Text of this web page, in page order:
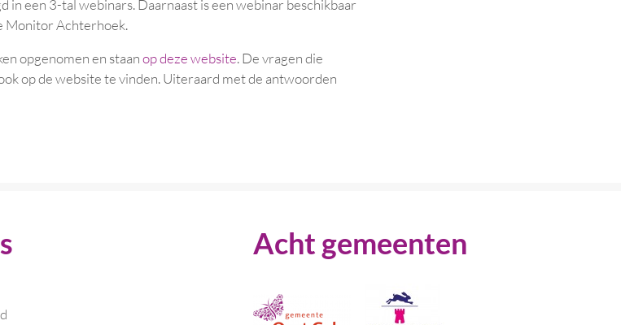
in een 3-tal webinars. Daarnaast is een webinar beschikbaar
Monitor Achterhoek.
opgenomen en staanop deze website. De vragen die
op de website te vinden. Uiteraard met de antwoorden
Acht gemeenten